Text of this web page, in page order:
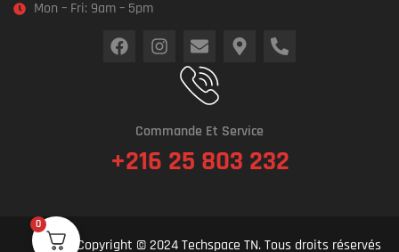
0
Mon – Fri: 9am – 5pm
Commande Et Service
+216 25 803 232
Copyright © 2024 Techspace TN. Tous droits réservés